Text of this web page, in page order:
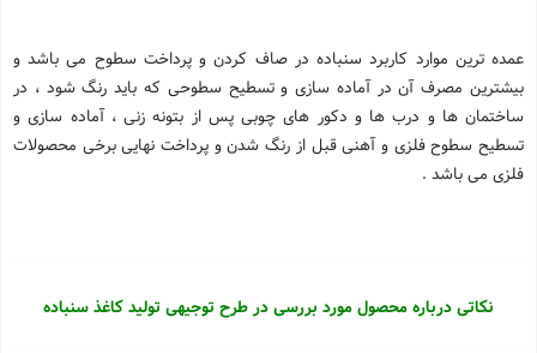
عمده ترین موارد كاربرد سنباده در صاف كردن و پرداخت سطوح می باشد و
بیشترین مصرف آن در آماده سازی و تسطیح سطوحی كه باید رنگ شود ، در
ساختمان ها و درب ها و دكور های چوبی پس از بتونه زنی ، آماده سازی و
تسطیح سطوح فلزی و آهنی قبل از رنگ شدن و پرداخت نهایی برخی محصولات
فلزی می باشد .
نکاتی درباره محصول مورد بررسی در طرح توجیهی تولید کاغذ سنباده